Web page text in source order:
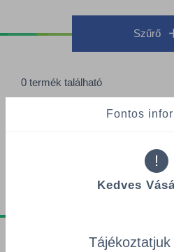
Szűrő
0 termék található
Fontos
!
Kedves